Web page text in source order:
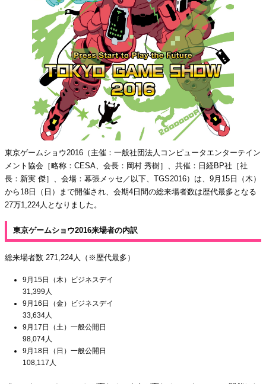
東京ゲームショウ2016（主催：一般社団法人コンピュータエンターテイン
メント協会［略称：CESA、会長：岡村 秀樹］、共催：日経BP社［社
長：新実 傑］、会場：幕張メッセ／以下、TGS2016）は、9月15日（木）
から18日（日）まで開催され、会期4日間の総来場者数は歴代最多となる
27万1,224人となりました。
東京ゲームショウ2016来場者の内訳
総来場者数 271,224人（※歴代最多）
9月15日（木）ビジネスデイ
31,399人
9月16日（金）ビジネスデイ
33,634人
9月17日（土）一般公開日
98,074人
9月18日（日）一般公開日
108,117人